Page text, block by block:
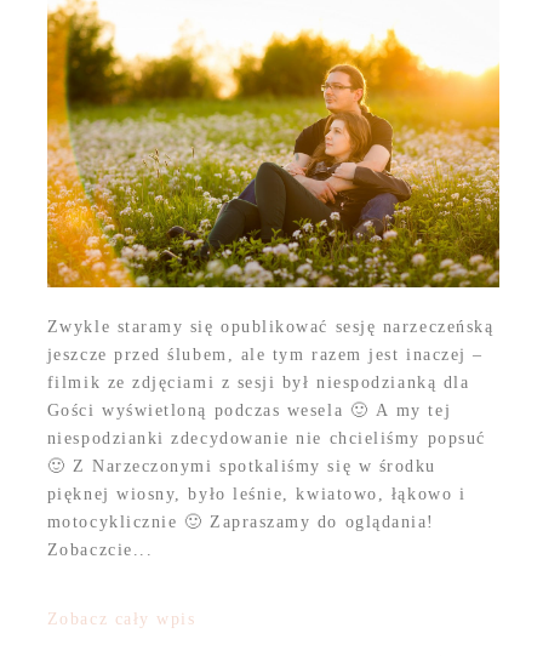
Zwykle staramy się opublikować sesję narzeczeńską
jeszcze przed ślubem, ale tym razem jest inaczej –
filmik ze zdjęciami z sesji był niespodzianką dla
Gości wyświetloną podczas wesela 🙂 A my tej
niespodzianki zdecydowanie nie chcieliśmy popsuć
🙂 Z Narzeczonymi spotkaliśmy się w środku
pięknej wiosny, było leśnie, kwiatowo, łąkowo i
motocyklicznie 🙂 Zapraszamy do oglądania!
Zobaczcie...
Zobacz cały wpis